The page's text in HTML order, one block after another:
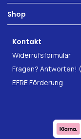
Darmgesundheit
Technologie
Karriere
Forschung
Shop
INTEST.pro
Nahrungsergänzung
Kontakt
Widerrufsformular
Fragen? Antworten!
EFRE Förderung